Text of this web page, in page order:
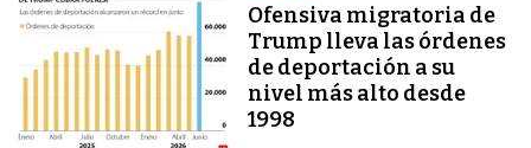
Ofensiva migratoria de
Trump lleva las órdenes
de deportación a su
nivel más alto desde
1998